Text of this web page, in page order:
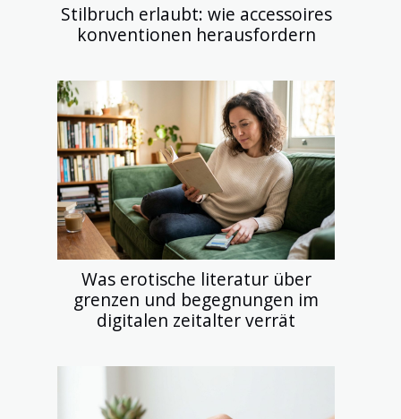
Stilbruch erlaubt: wie accessoires
konventionen herausfordern
Was erotische literatur über
grenzen und begegnungen im
digitalen zeitalter verrät